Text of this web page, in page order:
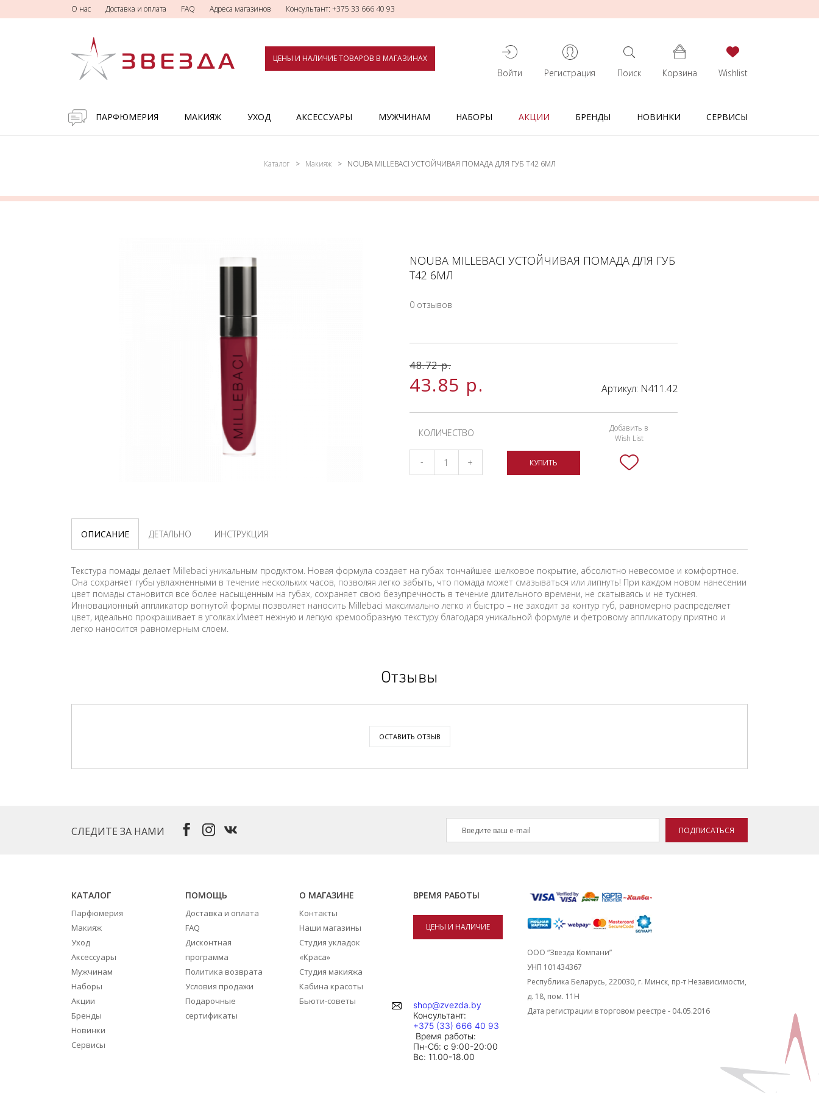
О нас Доставка и оплата FAQ Адреса магазинов Консультант: +375 33 666 40 93
ЦЕНЫ И НАЛИЧИЕ ТОВАРОВ В МАГАЗИНАХ
Войти Регистрация Поиск Корзина Wishlist
ПАРФЮМЕРИЯ МАКИЯЖ УХОД АКСЕССУАРЫ МУЖЧИНАМ НАБОРЫ АКЦИИ БРЕНДЫ НОВИНКИ СЕРВИСЫ
Каталог Макияж NOUBA MILLEBACI УСТОЙЧИВАЯ ПОМАДА ДЛЯ ГУБ Т42 6МЛ
NOUBA MILLEBACI УСТОЙЧИВАЯ ПОМАДА ДЛЯ ГУБ
Т42 6МЛ
0 отзывов
48.72р.
43.85 р. Артикул: N411.42
КОЛИЧЕСТВО
- + КУПИТЬ
Добавить в
Wish List
ОПИСАНИЕ ДЕТАЛЬНО ИНСТРУКЦИЯ
Текстура помады делает Millebaci уникальным продуктом. Новая формула создает на губах тончайшее шелковое покрытие, абсолютно невесомое и комфортное.
Она сохраняет губы увлажненными в течение нескольких часов, позволяя легко забыть, что помада может смазываться или липнуть! При каждом новом нанесении
цвет помады становится все более насыщенным на губах, сохраняет свою безупречность в течение длительного времени, не скатываясь и не тускнея.
Инновационный аппликатор вогнутой формы позволяет наносить Millebaci максимально легко и быстро – не заходит за контур губ, равномерно распределяет
цвет, идеально прокрашивает в уголках.Имеет нежную и легкую кремообразную текстуру благодаря уникальной формуле и фетровому аппликатору приятно и
легко наносится равномерным слоем.
Отзывы
ОСТАВИТЬ ОТЗЫВ
СЛЕДИТЕ ЗА НАМИ ПОДПИСАТЬСЯ
КАТАЛОГ
Парфюмерия
Макияж
Уход
Аксессуары
Мужчинам
Наборы
Акции
Бренды
Новинки
Сервисы
ПОМОЩЬ
Доставка и оплата
FAQ
Дисконтная
программа
Политика возврата
Условия продажи
Подарочные
сертификаты
О МАГАЗИНЕ
Контакты
Наши магазины
Студия укладок
«Краса»
Студия макияжа
Кабина красоты
Бьюти-советы
ВРЕМЯ РАБОТЫ
ЦЕНЫ И НАЛИЧИЕ
shop@zvezda.by
Консультант:
+375 (33) 666 40 93
Время работы:
Пн-Сб: с 9:00-20:00
Вc: 11.00-18.00
ООО “Звезда Компани”
УНП 101434367
Республика Беларусь, 220030, г. Минск, пр-т Независимости,
д. 18, пом. 11Н
Дата регистрации в торговом реестре - 04.05.2016